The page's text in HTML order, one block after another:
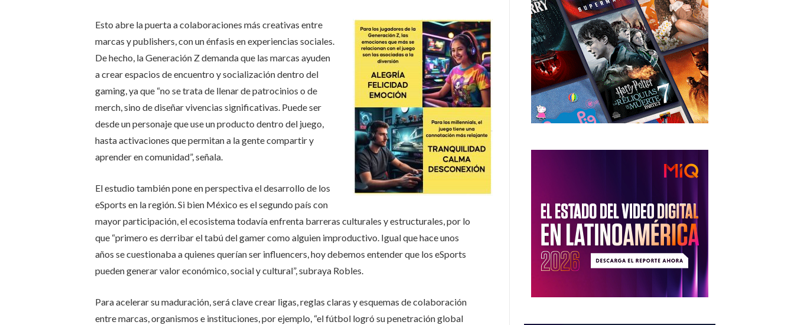
Esto abre la puerta a colaboraciones más creativas entre
marcas y publishers, con un énfasis en experiencias sociales.
De hecho, la Generación Z demanda que las marcas ayuden
a crear espacios de encuentro y socialización dentro del
gaming, ya que “no se trata de llenar de patrocinios o de
merch, sino de diseñar vivencias significativas. Puede ser
desde un personaje que use un producto dentro del juego,
hasta activaciones que permitan a la gente compartir y
aprender en comunidad”, señala.
El estudio también pone en perspectiva el desarrollo de los
eSports en la región. Si bien México es el segundo país con
mayor participación, el ecosistema todavía enfrenta barreras culturales y estructurales, por lo
que “primero es derribar el tabú del gamer como alguien improductivo. Igual que hace unos
años se cuestionaba a quienes querían ser influencers, hoy debemos entender que los eSports
pueden generar valor económico, social y cultural”, subraya Robles.
Para acelerar su maduración, será clave crear ligas, reglas claras y esquemas de colaboración
entre marcas, organismos e instituciones, por ejemplo, “el fútbol logró su penetración global